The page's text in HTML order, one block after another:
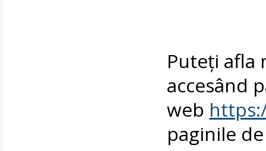
Puteți afla
accesând
web
paginile